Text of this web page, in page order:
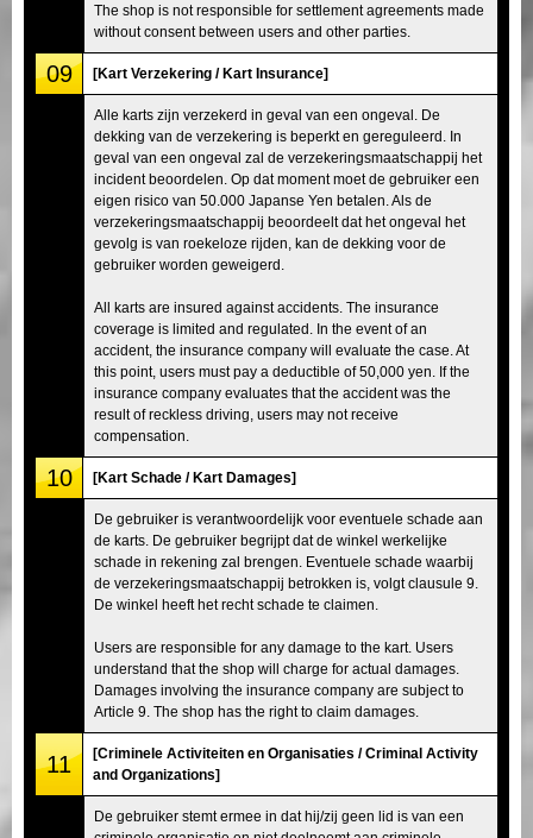
The shop is not responsible for settlement agreements made
without consent between users and other parties.
09 [Kart Verzekering / Kart Insurance]
Alle karts zijn verzekerd in geval van een ongeval. De
dekking van de verzekering is beperkt en gereguleerd. In
geval van een ongeval zal de verzekeringsmaatschappij het
incident beoordelen. Op dat moment moet de gebruiker een
eigen risico van 50.000 Japanse Yen betalen. Als de
verzekeringsmaatschappij beoordeelt dat het ongeval het
gevolg is van roekeloze rijden, kan de dekking voor de
gebruiker worden geweigerd.
All karts are insured against accidents. The insurance
coverage is limited and regulated. In the event of an
accident, the insurance company will evaluate the case. At
this point, users must pay a deductible of 50,000 yen. If the
insurance company evaluates that the accident was the
result of reckless driving, users may not receive
compensation.
10 [Kart Schade / Kart Damages]
De gebruiker is verantwoordelijk voor eventuele schade aan
de karts. De gebruiker begrijpt dat de winkel werkelijke
schade in rekening zal brengen. Eventuele schade waarbij
de verzekeringsmaatschappij betrokken is, volgt clausule 9.
De winkel heeft het recht schade te claimen.
Users are responsible for any damage to the kart. Users
understand that the shop will charge for actual damages.
Damages involving the insurance company are subject to
Article 9. The shop has the right to claim damages.
11
[Criminele Activiteiten en Organisaties / Criminal Activity
and Organizations]
De gebruiker stemt ermee in dat hij/zij geen lid is van een